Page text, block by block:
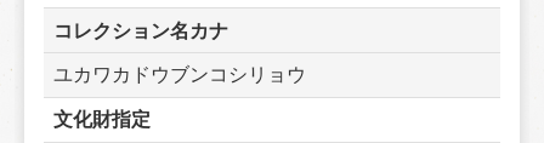
コレクション名カナ
ユカワカドウブンコシリョウ
文化財指定